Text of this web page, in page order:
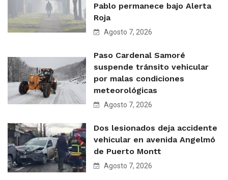
Pablo permanece bajo Alerta
Roja
Agosto 7, 2026
Paso Cardenal Samoré
suspende tránsito vehicular
por malas condiciones
meteorológicas
Agosto 7, 2026
Dos lesionados deja accidente
vehicular en avenida Angelmó
de Puerto Montt
Agosto 7, 2026